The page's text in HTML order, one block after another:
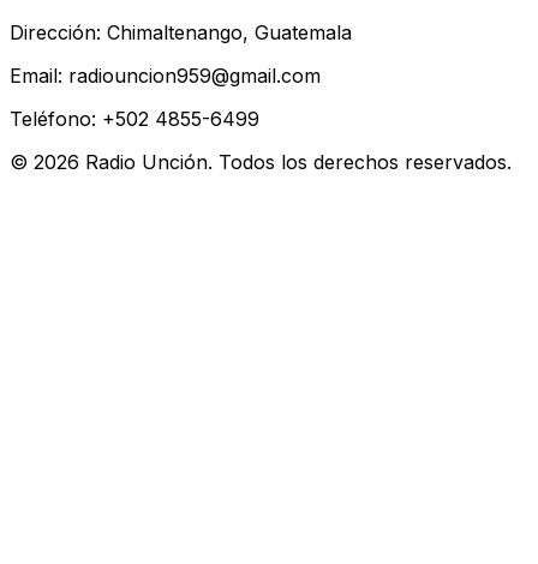
Dirección: Chimaltenango, Guatemala
Email: radiouncion959@gmail.com
Teléfono: +502 4855-6499
© 2026 Radio Unción. Todos los derechos reservados.